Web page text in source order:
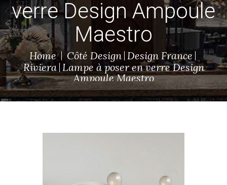
verre Design Ampoule
Maestro
Home Côté Design Design France
Riviera Lampe à poser en verre Design
Ampoule Maestro